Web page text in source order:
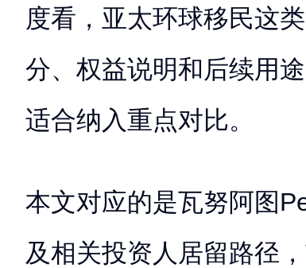
度看，亚太环球移民这
分、权益说明和后续用
适合纳入重点对比。
本文对应的是瓦努阿图
及相关投资人居留路径